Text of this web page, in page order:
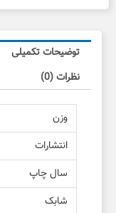
توضیحات تکمیلی
نظرات (0)
وزن
انتشارات
سال چاپ
شابک